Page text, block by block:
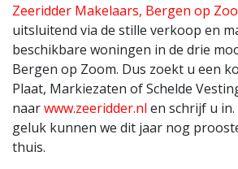
Zeeridder Makelaars, Bergen op
uitsluitend via de stille verkoop en
beschikbare woningen in de drie
Bergen op Zoom. Dus zoekt u een
Plaat, Markiezaten of Schelde
naarwww.zeeridder.nl en schrijf u
geluk kunnen we dit jaar nog
thuis.